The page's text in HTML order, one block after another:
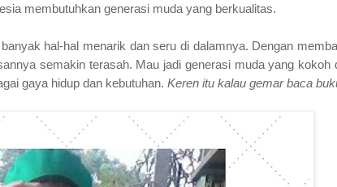
membutuhkan generasi muda yang berkualitas.
hal-hal menarik dan seru di dalamnya. Dengan
semakin terasah. Mau jadi generasi muda yang kokoh
gaya hidup dan kebutuhan. Keren itu kalau gemar baca